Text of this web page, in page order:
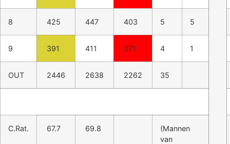
8 425 447 403 5 5
9 391 411 371 4 1
OUT 2446 2638 2262 35
C.Rat. 67.7 69.8
(Mannen
van